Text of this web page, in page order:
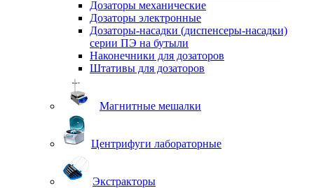
Дозаторы механические
Дозаторы электронные
Дозаторы-насадки (диспенсеры-насадки)
серии ПЭ на бутыли
Наконечники для дозаторов
Штативы для дозаторов
Магнитные мешалки
Центрифуги лабораторные
Экстракторы